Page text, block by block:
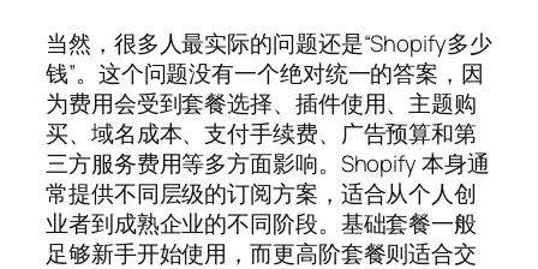
当然，很多人最实际的问题还是“Shopify多少
钱”。这个问题没有一个绝对统一的答案，因
为费用会受到套餐选择、插件使用、主题购
买、域名成本、支付手续费、广告预算和第
三方服务费用等多方面影响。Shopify 本身通
常提供不同层级的订阅方案，适合从个人创
业者到成熟企业的不同阶段。基础套餐一般
足够新手开始使用，而更高阶套餐则适合交